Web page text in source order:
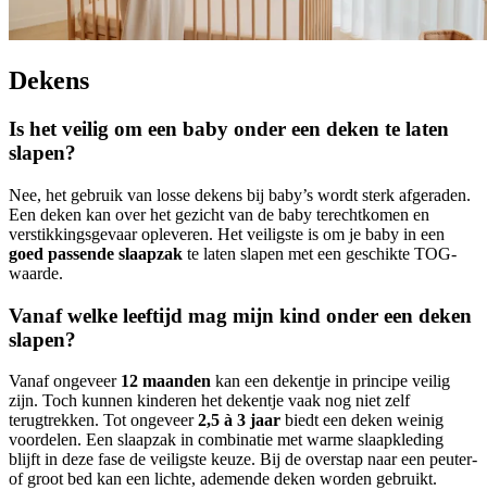
Dekens
Is het veilig om een baby onder een deken te laten
slapen?
Nee, het gebruik van losse dekens bij baby’s wordt sterk afgeraden.
Een deken kan over het gezicht van de baby terechtkomen en
verstikkingsgevaar opleveren. Het veiligste is om je baby in een
goed passende slaapzak te laten slapen met een geschikte TOG-
waarde.
Vanaf welke leeftijd mag mijn kind onder een deken
slapen?
Vanaf ongeveer 12 maanden kan een dekentje in principe veilig
zijn. Toch kunnen kinderen het dekentje vaak nog niet zelf
terugtrekken. Tot ongeveer2,5 à 3 jaar biedt een deken weinig
voordelen. Een slaapzak in combinatie met warme slaapkleding
blijft in deze fase de veiligste keuze. Bij de overstap naar een peuter-
of groot bed kan een lichte, ademende deken worden gebruikt.